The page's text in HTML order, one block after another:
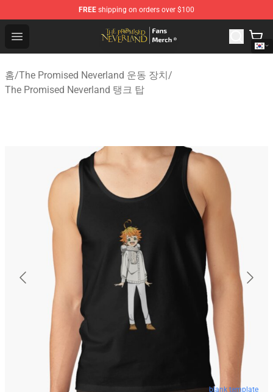
FREE shipping on orders over $100
Open menu
The Promised Neverland Store - Official The Promised
홈/The Promised Neverland 운동 장치/
The Promised Neverland 탱크 탑
blank template